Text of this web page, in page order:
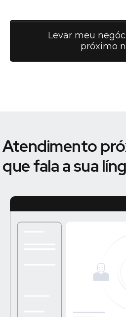
Levar meu
próximo
Atendimento
que fala a sua